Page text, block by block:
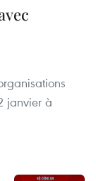
janvier à